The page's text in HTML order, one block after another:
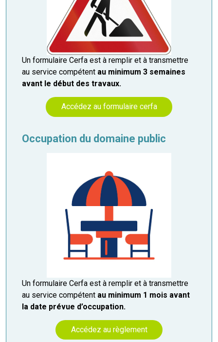
Un formulaire Cerfa est à remplir et à transmettre
au service compétent au minimum 3 semaines
avant le début des travaux.
Accédez au formulaire cerfa
Occupation du domaine public
Un formulaire Cerfa est à remplir et à transmettre
au service compétent au minimum 1 mois avant
la date prévue d’occupation.
Accédez au règlement